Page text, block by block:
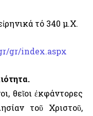
τό 340 μ.Χ.
gr/index.aspx
θεῖοι ἐκφάντορες
τοῦ Χριστοῦ,